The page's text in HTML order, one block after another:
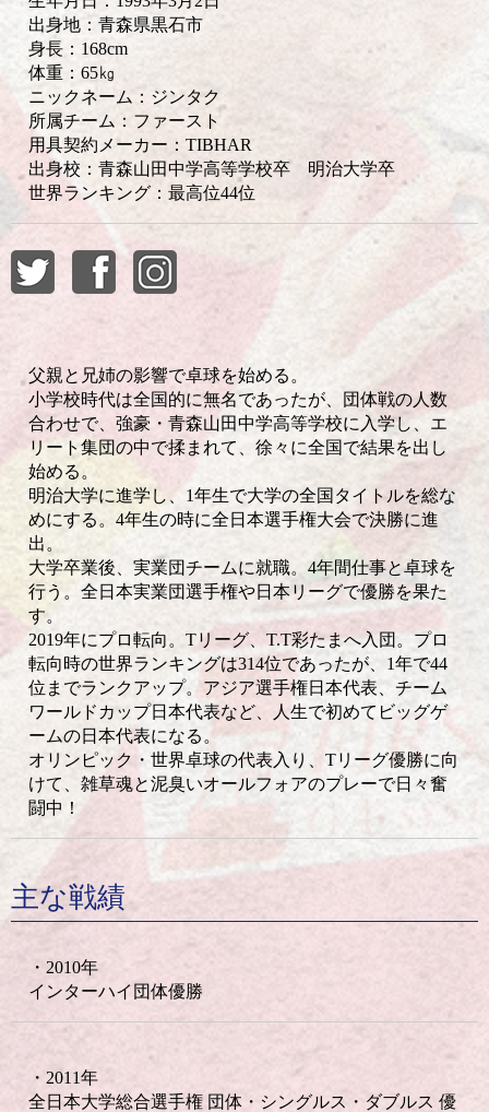
出身地：青森県黒石市
身長：168cm
体重：65㎏
ニックネーム：ジンタク
所属チーム：ファースト
用具契約メーカー：TIBHAR
出身校：青森山田中学高等学校卒 明治大学卒
世界ランキング：最高位44位
父親と兄姉の影響で卓球を始める。
小学校時代は全国的に無名であったが、団体戦の人数
合わせで、強豪・青森山田中学高等学校に入学し、エ
リート集団の中で揉まれて、徐々に全国で結果を出し
始める。
明治大学に進学し、1年生で大学の全国タイトルを総な
めにする。4年生の時に全日本選手権大会で決勝に進
出。
大学卒業後、実業団チームに就職。4年間仕事と卓球を
行う。全日本実業団選手権や日本リーグで優勝を果た
す。
2019年にプロ転向。Tリーグ、T.T彩たまへ入団。プロ
転向時の世界ランキングは314位であったが、1年で44
位までランクアップ。アジア選手権日本代表、チーム
ワールドカップ日本代表など、人生で初めてビッグゲ
ームの日本代表になる。
オリンピック・世界卓球の代表入り、Tリーグ優勝に向
けて、雑草魂と泥臭いオールフォアのプレーで日々奮
闘中！
主な戦績
・2010年
インターハイ団体優勝
・2011年
全日本大学総合選手権 団体・シングルス・ダブルス 優